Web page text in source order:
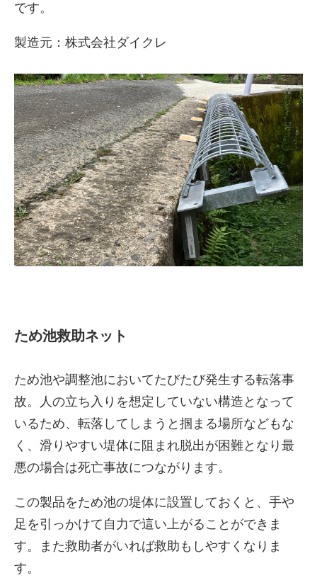
です。
製造元：株式会社ダイクレ
ため池救助ネット
ため池や調整池においてたびたび発生する転落事
故。人の立ち入りを想定していない構造となって
いるため、転落してしまうと掴まる場所などもな
く、滑りやすい堤体に阻まれ脱出が困難となり最
悪の場合は死亡事故につながります。
この製品をため池の堤体に設置しておくと、手や
足を引っかけて自力で這い上がることができま
す。また救助者がいれば救助もしやすくなりま
す。